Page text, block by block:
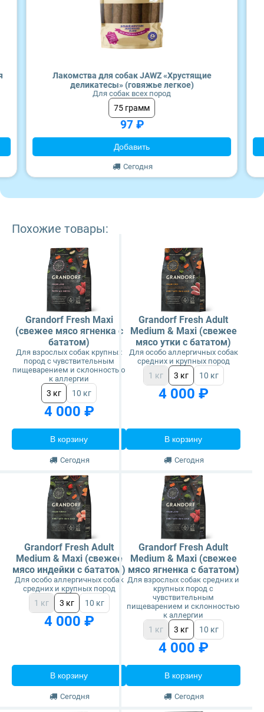
Лакомства для собак JAWZ «Хрустящие
деликатесы» (говяжье легкое)
Для собак всех пород
75 грамм
97 ₽
Добавить
Сегодня
Похожие товары:
Grandorf Fresh Maxi
(свежее мясо ягненка с
бататом)
Для взрослых собак крупных
пород с чувствительным
пищеварением и склонностью
к аллергии
3 кг 10 кг
4 000 ₽
В корзину
Сегодня
Grandorf Fresh Adult
Medium & Maxi (свежее
мясо утки с бататом)
Для особо аллергичных собак
средних и крупных пород
1 кг 3 кг 10 кг
4 000 ₽
В корзину
Сегодня
Grandorf Fresh Adult
Medium & Maxi (свежее
мясо индейки с бататом)
Для особо аллергичных собак
средних и крупных пород
1 кг 3 кг 10 кг
4 000 ₽
В корзину
Сегодня
Grandorf Fresh Adult
Medium & Maxi (свежее
мясо ягненка с бататом)
Для взрослых собак средних и
крупных пород с
чувствительным
пищеварением и склонностью
к аллергии
1 кг 3 кг 10 кг
4 000 ₽
В корзину
Сегодня